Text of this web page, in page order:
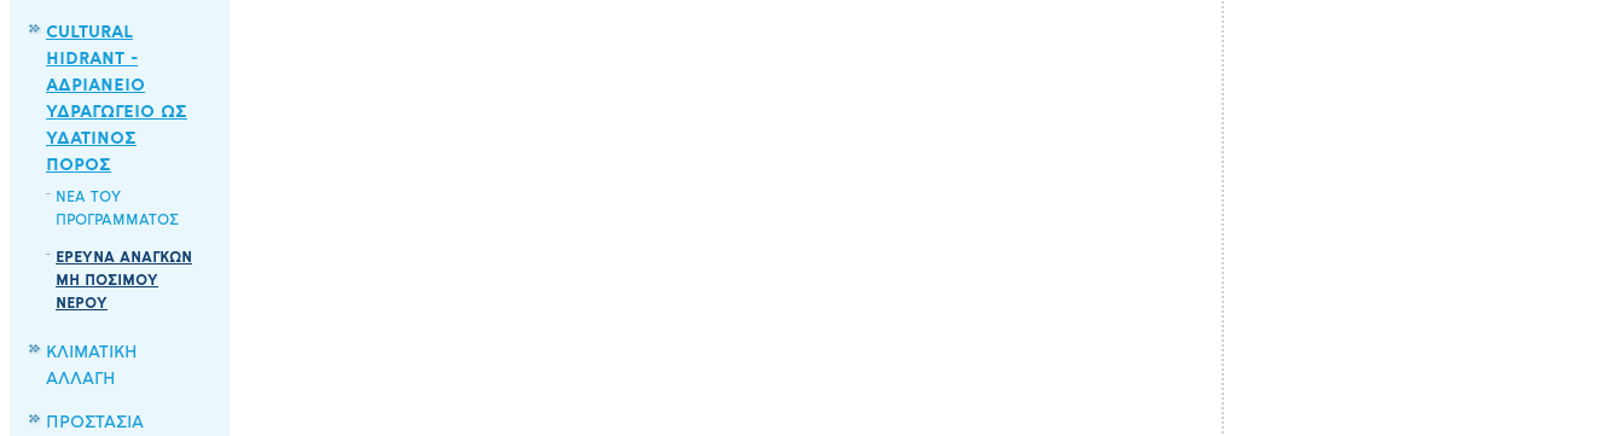
CULTURAL
HIDRANT -
ΑΔΡΙΑΝΕΙΟ
ΥΔΡΑΓΩΓΕΙΟ ΩΣ
ΥΔΑΤΙΝΟΣ
ΠΟΡΟΣ
ΝΕΑ ΤΟΥ
ΠΡΟΓΡΑΜΜΑΤΟΣ
ΕΡΕΥΝΑ ΑΝΑΓΚΩΝ
ΜΗ ΠΟΣΙΜΟΥ
ΝΕΡΟΥ
ΚΛΙΜΑΤΙΚΗ
ΑΛΛΑΓΗ
ΠΡΟΣΤΑΣΙΑ